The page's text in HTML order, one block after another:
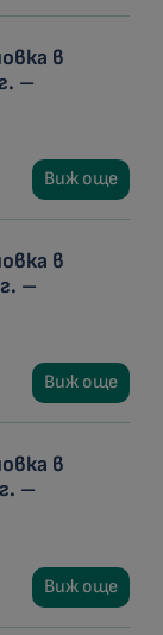
в
–
Виж още
в
–
Виж още
в
–
Виж още